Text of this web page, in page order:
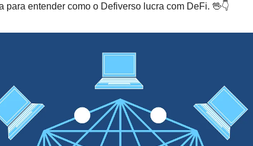
para entender como o Defiverso lucra com DeFi. 🖖👇